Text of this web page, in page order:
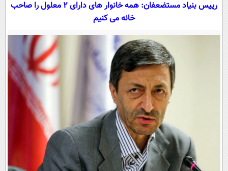
سیاسی
اقتصاد
اقتصادی
خودرو
جامعه
اجتماعی
حوادث
سلامت
یک برش دانایی
محیط زیست
سفر و تفریح
ورزشی
بین الملل
سیاست خارجی
فرهنگ و هنر
علم و دانش
فناوری و It
علمی
اخبار کریپتو
قرآن
گوناگون
سرگرمی
رییس بنیاد مستضعفان: همه خانوار های دارای ۲ معلول را صاحب
خانه می کنیم